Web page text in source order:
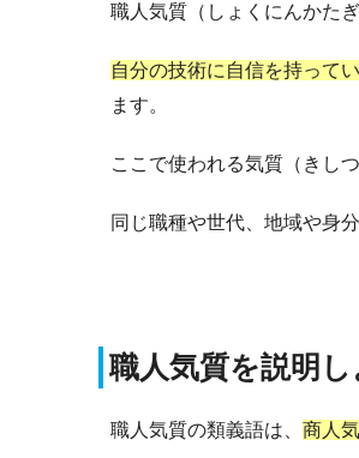
職人気質（しょくにんかたぎ
自分の技術に自信を持って
ます。
ここで使われる気質（きし
同じ職種や世代、地域や身
職人気質を説明し
職人気質の類義語は、 商人